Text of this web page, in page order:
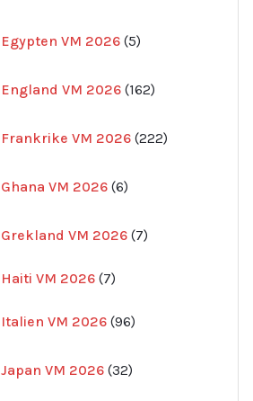
Egypten VM 2026 5
produkter
England VM 2026 162
produkter
Frankrike VM 2026 222
produkter
Ghana VM 2026 6
produkter
Grekland VM 2026 7
produkter
Haiti VM 2026 77
Italien VM 2026 96
produkter
Japan VM 2026 32
produkter